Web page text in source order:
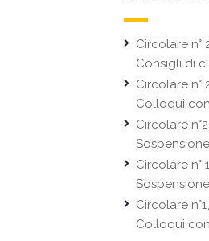
Circolare n°
Consigli di
Circolare n°
Colloqui
Circolare
Circolare n°
Circolare
Colloqui